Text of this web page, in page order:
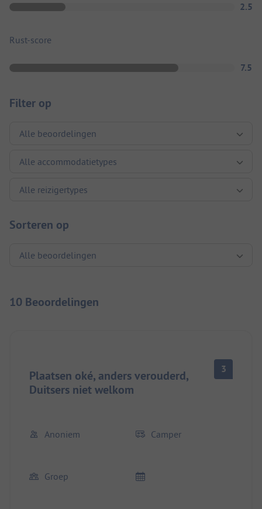
2.5
Rust-score
7.5
Filter op
Sorteren op
10 Beoordelingen
Plaatsen oké, anders verouderd,
Duitsers niet welkom
3
Anoniem Camper
Groep